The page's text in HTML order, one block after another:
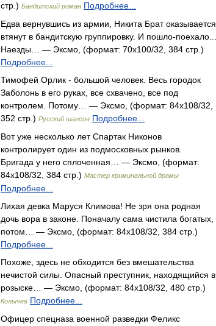
стр.) Бандитский роман Подробнее...
Едва вернувшись из армии, Никита Брат оказывается
втянут в бандитскую группировку. И пошло-поехало...
Наезды… — Эксмо, (формат: 70x100/32, 384 стр.)
Подробнее...
Тимофей Орлик - большой человек. Весь городок
Заболонь в его руках, все схвачено, все под
контролем. Потому… — Эксмо, (формат: 84x108/32,
352 стр.) Русский шансон Подробнее...
Вот уже несколько лет Спартак Никонов
контролирует один из подмосковных рынков.
Бригада у него сплоченная… — Эксмо, (формат:
84x108/32, 384 стр.) Мастер криминальной драмы
Подробнее...
Лихая девка Маруся Климова! Не зря она родная
дочь вора в законе. Поначалу сама чистила богатых,
потом… — Эксмо, (формат: 84x108/32, 384 стр.)
Подробнее...
Похоже, здесь не обходится без вмешательства
нечистой силы. Опасный преступник, находящийся в
розыске… — Эксмо, (формат: 84x108/32, 480 стр.)
Колычев Подробнее...
Офицер спецназа военной разведки Феликс